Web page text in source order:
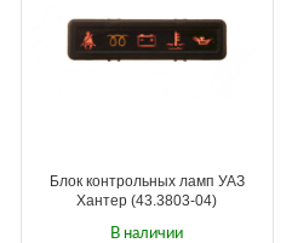
Блок контрольных ламп УАЗ
Хантер (43.3803-04)
В наличии